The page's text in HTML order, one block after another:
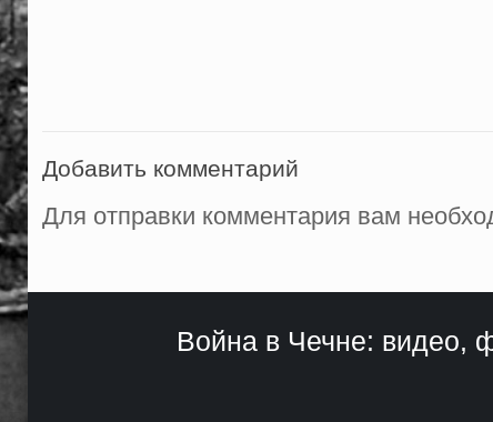
Добавить комментарий
Для отправки комментария вам
Война в Чечне: видео,